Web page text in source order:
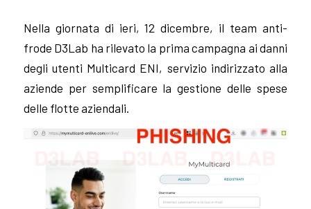
Nella giornata di ieri, 12 dicembre, il team anti-
frode D3Lab ha rilevato la prima campagna ai danni
degli utenti Multicard ENI, servizio indirizzato alla
aziende per semplificare la gestione delle spese
delle flotte aziendali.